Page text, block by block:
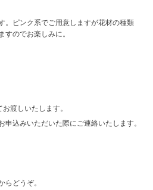
。ピンク系でご用意しますが花材の種類
すのでお楽しみに。
渡しいたします。
申込みいただいた際にご連絡いたします。
らどうぞ。